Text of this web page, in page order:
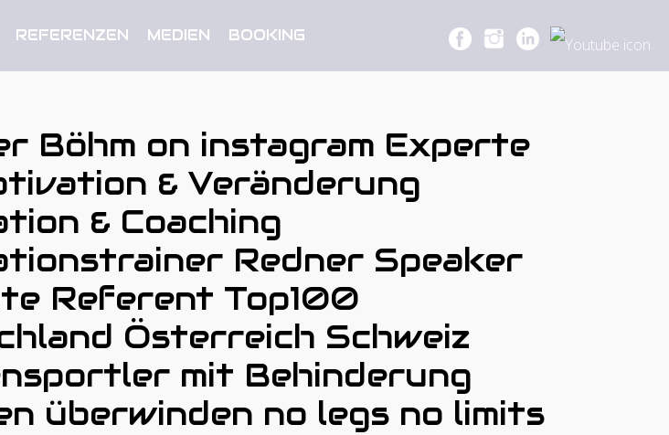
REFERENZEN MEDIEN BOOKING
Böhm on instagram Experte
& Veränderung
& Coaching
Redner Speaker
Referent Top100
Österreich Schweiz
mit Behinderung
überwinden no legs no limits